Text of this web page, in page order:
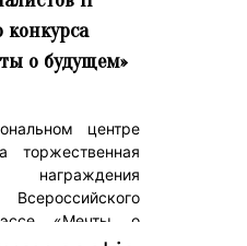
конкурса
о будущем»
центре
торжественная
«Мечты о